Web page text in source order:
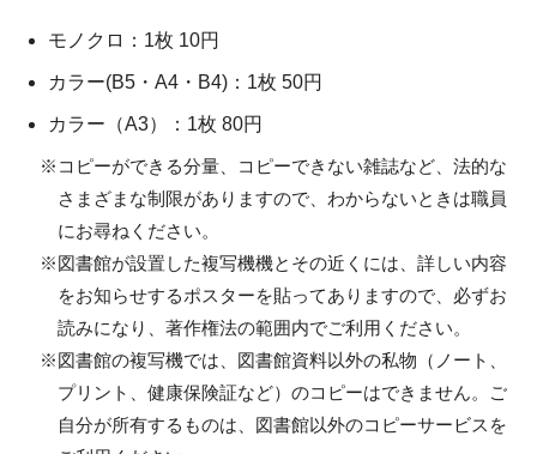
モノクロ：1枚 10円
カラー(B5・A4・B4)：1枚 50円
カラー（A3）：1枚 80円
※コピーができる分量、コピーできない雑誌など、法的な
さまざまな制限がありますので、わからないときは職員
にお尋ねください。
※図書館が設置した複写機機とその近くには、詳しい内容
をお知らせするポスターを貼ってありますので、必ずお
読みになり、著作権法の範囲内でご利用ください。
※図書館の複写機では、図書館資料以外の私物（ノート、
プリント、健康保険証など）のコピーはできません。ご
自分が所有するものは、図書館以外のコピーサービスを